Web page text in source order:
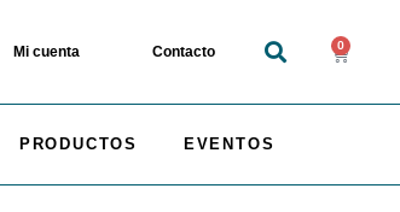
Mi cuenta Contacto 0
PRODUCTOS EVENTOS